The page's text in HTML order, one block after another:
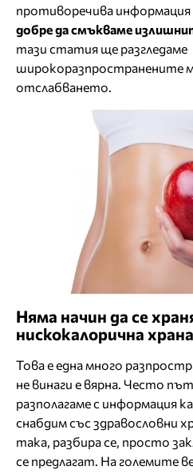
противоречива
добре да смъкваме
тази статия ще разгледаме
широкоразпространените
отслабването.
Няма начин да се
нискокалорична
Това е една много
не винаги е вярна. Често
разполагаме с информация
снабдим със здравословни
така, разбира се, просто
се предлагат. На големите